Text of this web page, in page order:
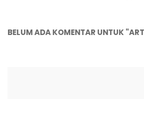
BELUM ADA KOMENTAR UNTUK